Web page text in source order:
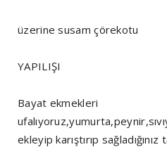
üzerine susam çörekotu
YAPILIŞI
Bayat ekmekleri
ekleyip karıştırıp